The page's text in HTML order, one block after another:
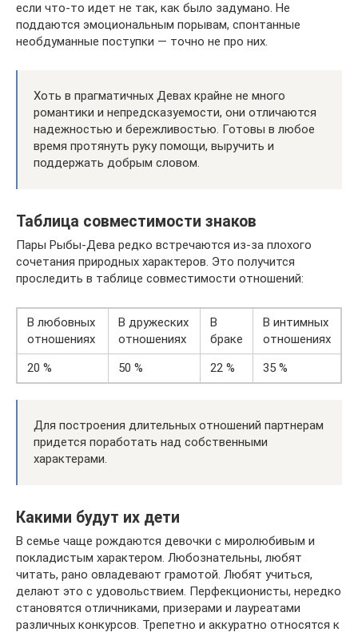
если что-то идет не так, как было задумано. Не
поддаются эмоциональным порывам, спонтанные
необдуманные поступки — точно не про них.
Хоть в прагматичных Девах крайне не много
романтики и непредсказуемости, они отличаются
надежностью и бережливостью. Готовы в любое
время протянуть руку помощи, выручить и
поддержать добрым словом.
Таблица совместимости знаков
Пары Рыбы-Дева редко встречаются из-за плохого
сочетания природных характеров. Это получится
проследить в таблице совместимости отношений:
В любовных
отношениях
В дружеских
отношениях
В
браке
В интимных
отношениях
20 %
50 % 22 % 35 %
Для построения длительных отношений партнерам
придется поработать над собственными
характерами.
Какими будут их дети
В семье чаще рождаются девочки с миролюбивым и
покладистым характером. Любознательны, любят
читать, рано овладевают грамотой. Любят учиться,
делают это с удовольствием. Перфекционисты, нередко
становятся отличниками, призерами и лауреатами
различных конкурсов. Трепетно и аккуратно относятся к